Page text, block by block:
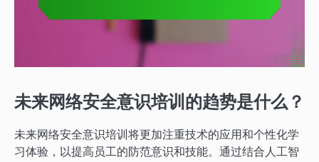
未来网络安全意识培训的趋势是什么？
未来网络安全意识培训将更加注重技术的应用和个性化学
习体验，以提高员工的防范意识和技能。通过结合人工智